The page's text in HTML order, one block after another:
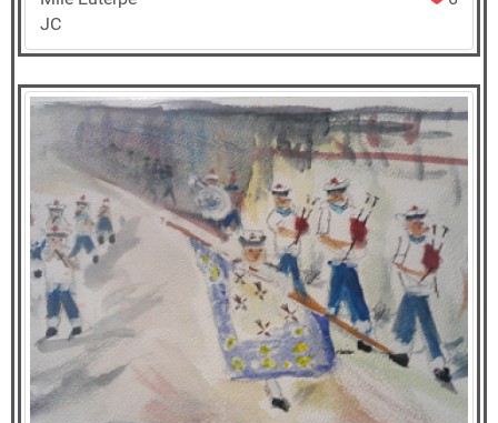
JC